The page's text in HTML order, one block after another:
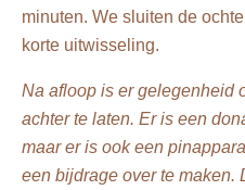
minuten. We sluiten de
korte uitwisseling.
Na afloop is er gelegenheid
achter te laten. Er is een
maar er is ook een
een bijdrage over te maken.